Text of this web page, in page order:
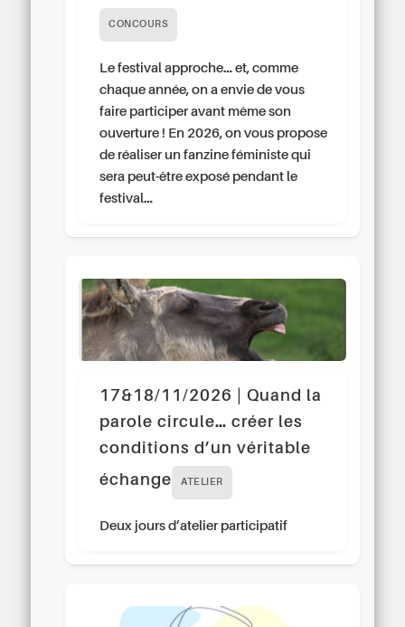
CONCOURS
Le festival approche… et, comme
chaque année, on a envie de vous
faire participer avant même son
ouverture ! En 2026, on vous propose
de réaliser un fanzine féministe qui
sera peut-être exposé pendant le
festival…
17&18/11/2026 | Quand la
parole circule… créer les
conditions d’un véritable
échange
ATELIER
Deux jours d’atelier participatif